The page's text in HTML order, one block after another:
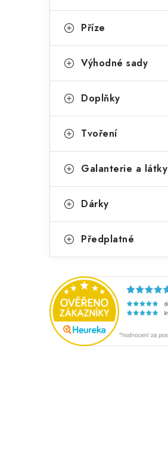
Příze
Výhodné sady
Doplňky
Tvoření
Galanterie a látky
Dárky
Předplatné